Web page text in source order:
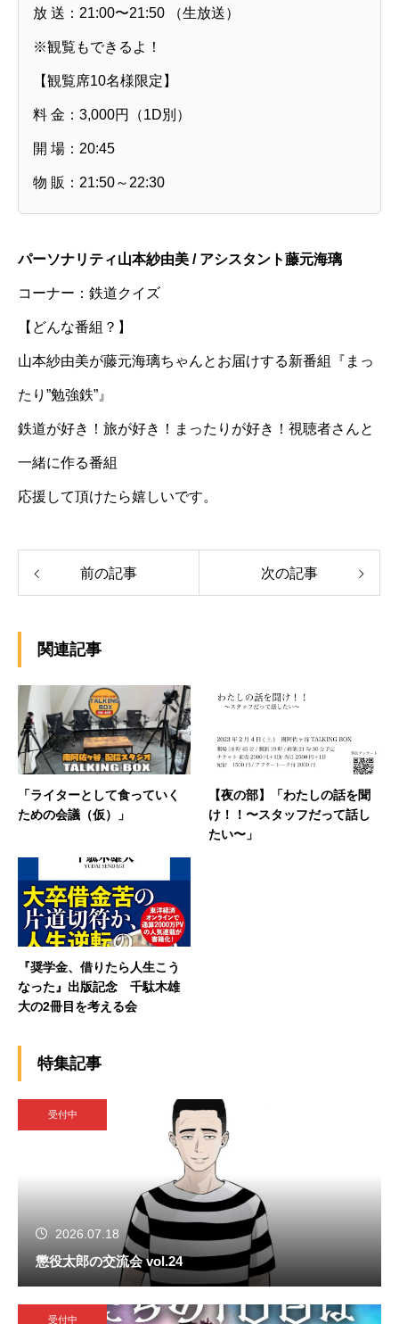
放 送：21:00〜21:50 （生放送）
※観覧もできるよ！
【観覧席10名様限定】
料 金：3,000円（1D別）
開 場：20:45
物 販：21:50～22:30
パーソナリティ山本紗由美 / アシスタント藤元海璃
コーナー：鉄道クイズ
【どんな番組？】
山本紗由美が藤元海璃ちゃんとお届けする新番組『まっ
たり”勉強鉄”』
鉄道が好き！旅が好き！まったりが好き！視聴者さんと
一緒に作る番組
応援して頂けたら嬉しいです。
前の記事 次の記事
関連記事
「ライターとして食っていく
ための会議（仮）」
【夜の部】「わたしの話を聞
け！！〜スタッフだって話し
たい〜」
『奨学金、借りたら人生こう
なった』出版記念 千駄木雄
大の2冊目を考える会
特集記事
受付中
2026.07.18
懲役太郎の交流会 vol.24
受付中